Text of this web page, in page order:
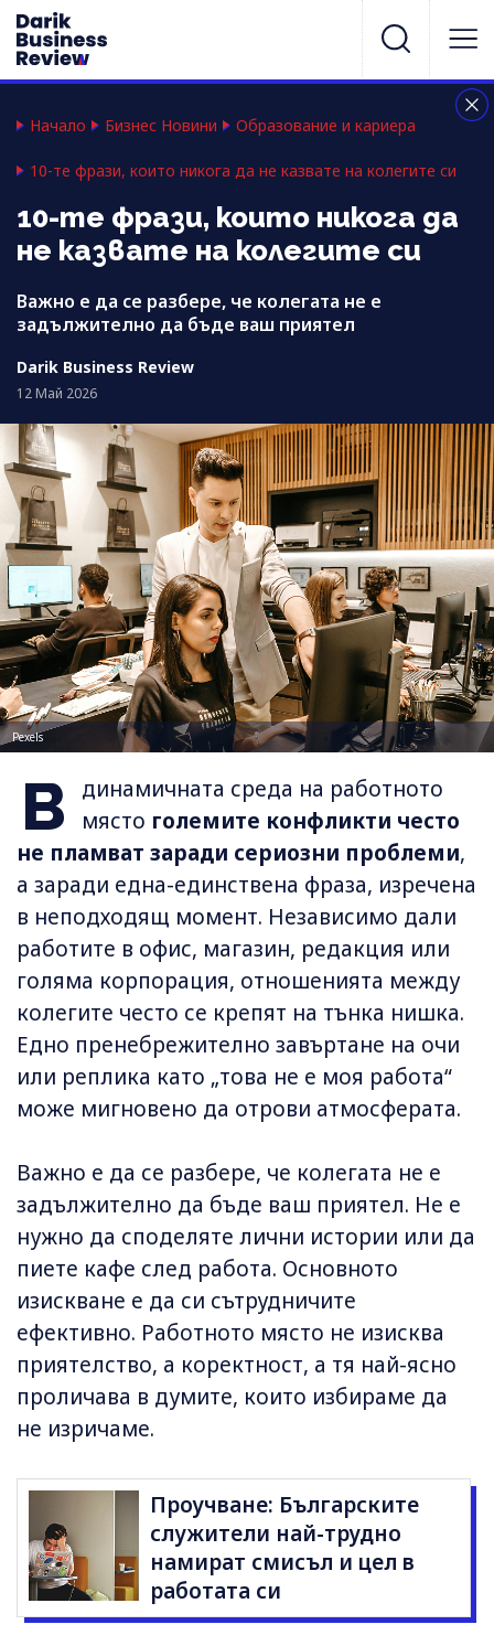
Начало Бизнес Новини Образование и кариера
10-те фрази, които никога да не казвате на колегите си
10-те фрази, които никога да
не казвате на колегите си
Важно е да се разбере, че колегата не е
задължително да бъде ваш приятел
Darik Business Review
12 Май 2026
Pexels
В
динамичната среда на работното
място големите конфликти често
не пламват заради сериозни проблеми,
а заради една-единствена фраза, изречена
в неподходящ момент. Независимо дали
работите в офис, магазин, редакция или
голяма корпорация, отношенията между
колегите често се крепят на тънка нишка.
Едно пренебрежително завъртане на очи
или реплика като „това не е моя работа“
може мигновено да отрови атмосферата.
Важно е да се разбере, че колегата не е
задължително да бъде ваш приятел. Не е
нужно да споделяте лични истории или да
пиете кафе след работа. Основното
изискване е да си сътрудничите
ефективно. Работното място не изисква
приятелство, а коректност, а тя най-ясно
проличава в думите, които избираме да
не изричаме.
Проучване: Българските
служители най-трудно
намират смисъл и цел в
работата си